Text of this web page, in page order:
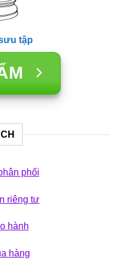
tập
phối
riêng tư
hành
hàng